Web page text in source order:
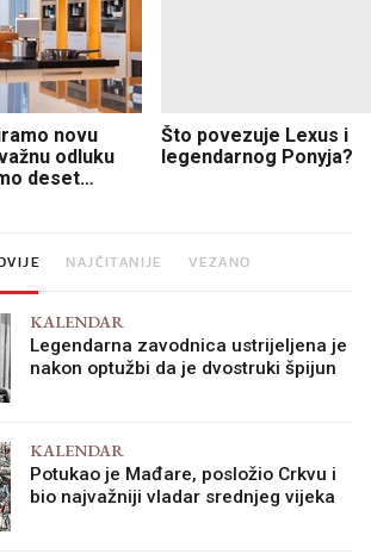
novu
odluku
deset
Što povezuje Lexus i
legendarnog Ponyja?
NAJČITANIJE VEZANO
KALENDAR
Legendarna zavodnica ustrijeljena je
nakon optužbi da je dvostruki špijun
KALENDAR
Potukao je Mađare, posložio Crkvu i
bio najvažniji vladar srednjeg vijeka